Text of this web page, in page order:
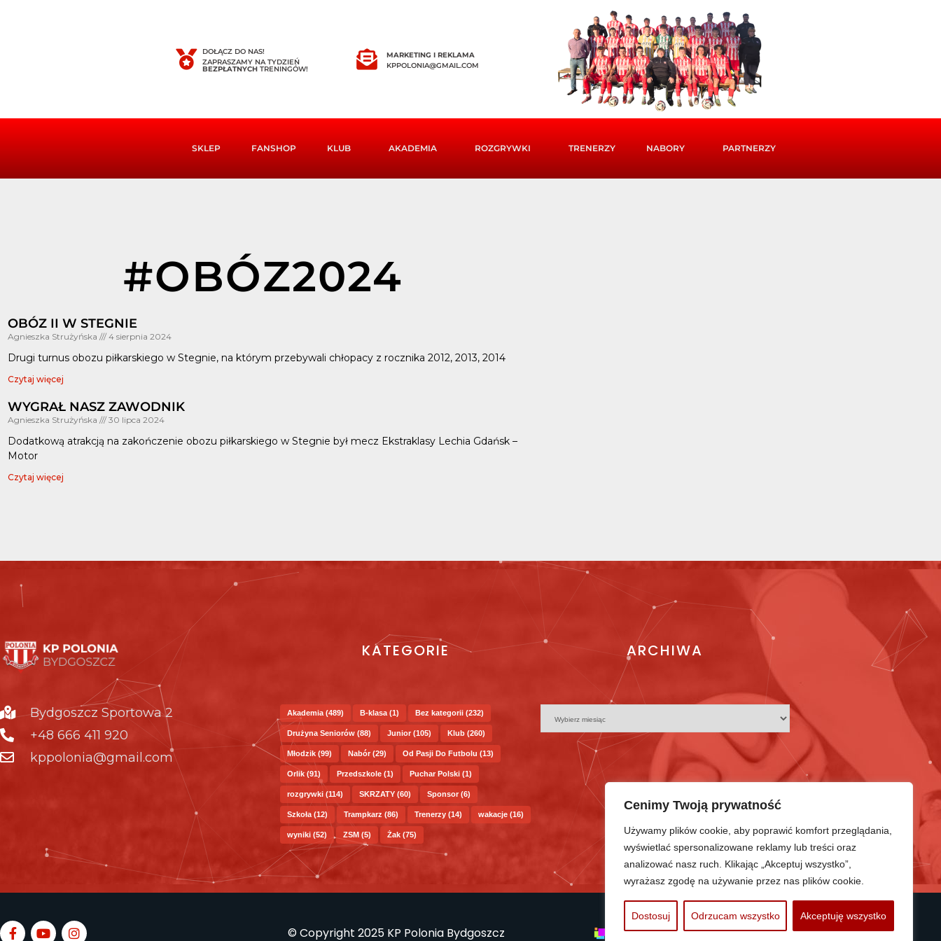
Cenimy Twoją prywatność
Używamy plików cookie, aby poprawić komfort przeglądania,
wyświetlać spersonalizowane reklamy lub treści oraz
analizować nasz ruch. Klikając „Akceptuj wszystko”,
wyrażasz zgodę na używanie przez nas plików cookie.
Dostosuj Odrzucam wszystko Akceptuję wszystko
DOŁĄCZ DO NAS!
ZAPRASZAMY NA TYDZIEŃ
BEZPŁATNYCH TRENINGÓW!
MARKETING I REKLAMA
KPPOLONIA@GMAIL.COM
SKLEP FANSHOP KLUB AKADEMIA ROZGRYWKI TRENERZY NABORY PARTNERZY
#OBÓZ2024
OBÓZ II W STEGNIE
Agnieszka Strużyńska 4 sierpnia 2024
Drugi turnus obozu piłkarskiego w Stegnie, na którym przebywali chłopacy z rocznika 2012, 2013, 2014
Czytaj więcej
WYGRAŁ NASZ ZAWODNIK
Agnieszka Strużyńska 30 lipca 2024
Dodatkową atrakcją na zakończenie obozu piłkarskiego w Stegnie był mecz Ekstraklasy Lechia Gdańsk –
Motor
Czytaj więcej
Bydgoszcz Sportowa 2
+48 666 411 920
kppolonia@gmail.com
KATEGORIE
Akademia(489) B-klasa(1) Bez kategorii(232)
Drużyna Seniorów(88) Junior(105) Klub(260)
Młodzik(99) Nabór(29) Od Pasji Do Futbolu (13)
Orlik(91) Przedszkole(1) Puchar Polski(1)
rozgrywki(114) SKRZATY(60) Sponsor(6)
Szkoła(12) Trampkarz (86) Trenerzy(14) wakacje(16)
wyniki(52) ZSM(5) Żak(75)
ARCHIWA
© Copyright 2025 KP Polonia Bydgoszcz PROTRAINUP